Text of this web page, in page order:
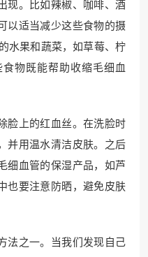
现。比如辣椒、咖啡、酒
以适当减少这些食物的摄
水果和蔬菜，如草莓、柠
物既能帮助收缩毛细血
脸上的红血丝。在洗脸时
并用温水清洁皮肤。之后
细血管的保湿产品，如芦
也要注意防晒，避免皮肤
法之一。当我们发现自己